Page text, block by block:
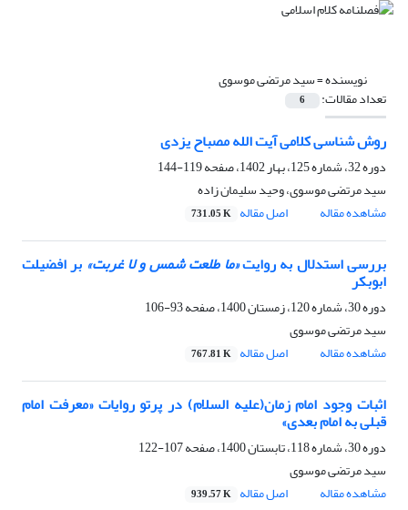
نویسنده =سید مرتضی موسوی
تعداد مقالات: 6
روش شناسی کلامی آیت الله مصباح یزدی
دوره 32، شماره 125، بهار 1402، صفحه
119-144
سید مرتضی موسوی، وحید سلیمان زاده
مشاهده مقاله
اصل مقاله 731.05 K
بررسی استدلال به روایت«ما طلعت شمس و لا غربت» بر افضیلت
ابوبکر
دوره 30، شماره 120، زمستان 1400، صفحه
93-106
سید مرتضی موسوی
مشاهده مقاله
اصل مقاله 767.81 K
اثبات وجود امام زمان(علیه السلام) در پرتو روایات «معرفت امام
قبلی به امام بعدی»
دوره 30، شماره 118، تابستان 1400، صفحه
107-122
سید مرتضی موسوی
مشاهده مقاله
اصل مقاله 939.57 K